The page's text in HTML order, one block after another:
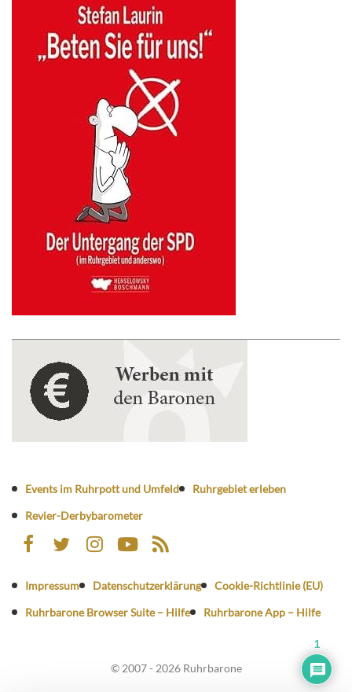
Events im Ruhrpott und Umfeld
Ruhrgebiet erleben
Revier-Derbybarometer
Impressum Datenschutzerklärung
Cookie-Richtlinie (EU)
Ruhrbarone Browser Suite – Hilfe
Ruhrbarone App – Hilfe
© 2007 - 2026 Ruhrbarone
1